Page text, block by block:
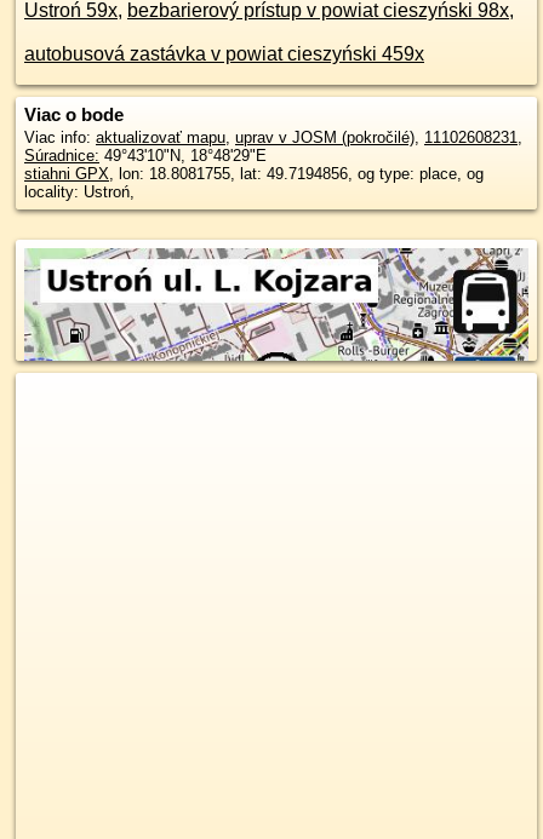
Ustroń 59x, bezbarierový prístup v powiat cieszyński 98x,
autobusová zastávka v powiat cieszyński 459x
Viac o bode
Viac info: aktualizovať mapu, uprav v JOSM (pokročilé), 11102608231,
Súradnice: 49°43'10"N, 18°48'29"E
stiahni GPX, lon: 18.8081755, lat: 49.7194856, og type: place, og
locality: Ustroń,